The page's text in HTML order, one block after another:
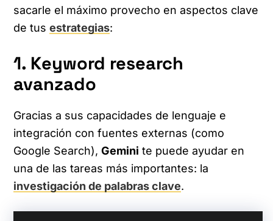
sacarle el máximo provecho en aspectos clave
de tus estrategias:
1. Keyword research
avanzado
Gracias a sus capacidades de lenguaje e
integración con fuentes externas (como
Google Search), Gemini te puede ayudar en
una de las tareas más importantes: la
investigación de palabras clave.